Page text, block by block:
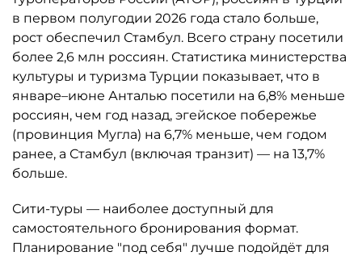
в первом полугодии 2026 года стало больше,
рост обеспечил Стамбул. Всего страну посетили
более 2,6 млн россиян. Статистика министерства
культуры и туризма Турции показывает, что в
январе–июне Анталью посетили на 6,8% меньше
россиян, чем год назад, эгейское побережье
(провинция Мугла) на 6,7% меньше, чем годом
ранее, а Стамбул (включая транзит) — на 13,7%
больше.
Сити-туры — наиболее доступный для
самостоятельного бронирования формат.
Планирование "под себя" лучше подойдёт для